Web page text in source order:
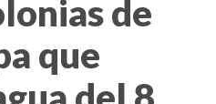
de
que